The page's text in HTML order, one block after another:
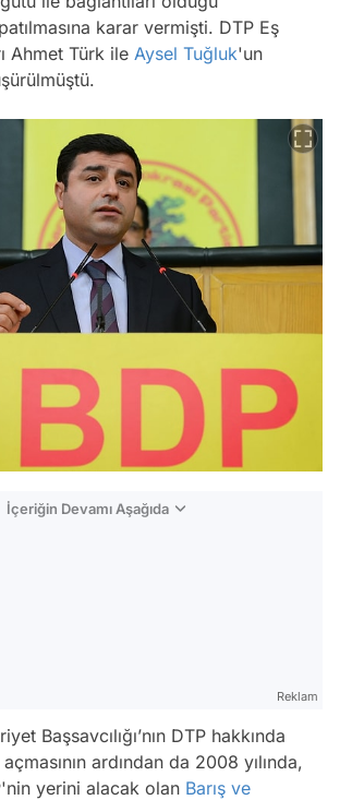
karar vermişti. DTP Eş
Ahmet Türk ile Aysel Tuğluk'un
İçeriğin Devamı Aşağıda
Reklam
Başsavcılığı’nın DTP hakkında
ardından da 2008 yılında,
yerini alacak olan Barış ve